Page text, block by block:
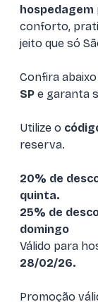
hospedagem
conforto,
jeito que só
Confira
SP e garanta
Utilize o
reserva.
20% de
quinta.
25% de
domingo
Válido para
28/02/26.
Promoção